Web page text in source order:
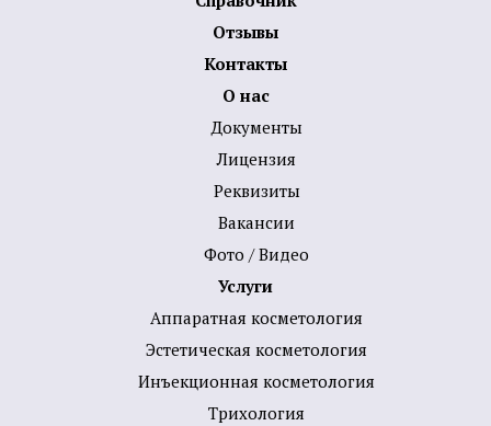
Отзывы
Контакты
О нас
Документы
Лицензия
Реквизиты
Вакансии
Фото / Видео
Услуги
Аппаратная косметология
Эстетическая косметология
Инъекционная косметология
Трихология